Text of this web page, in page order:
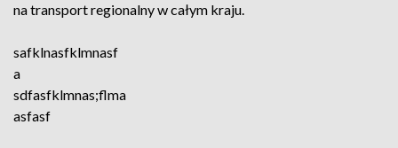
na transport regionalny w całym kraju.
safklnasfklmnasf
a
sdfasfklmnas;flma
asfasf